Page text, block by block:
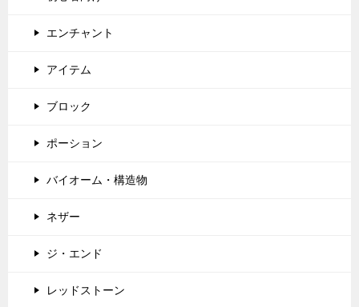
エンチャント
アイテム
ブロック
ポーション
バイオーム・構造物
ネザー
ジ・エンド
レッドストーン